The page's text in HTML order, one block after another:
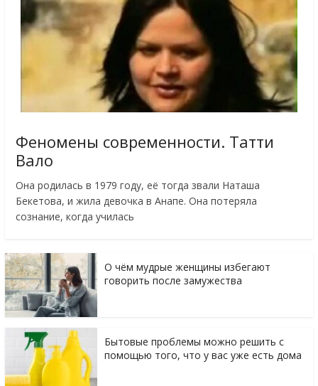
Феномены современности. Татти
Вало
Она родилась в 1979 году, её тогда звали Наташа
Бекетова, и жила девочка в Анапе. Она потеряла
сознание, когда училась
О чём мудрые женщины избегают
говорить после замужества
Бытовые проблемы можно решить с
помощью того, что у вас уже есть дома